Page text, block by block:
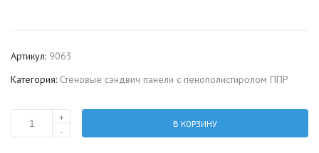
Артикул: 9063
Категория: Стеновые сэндвич панели с пенополистиролом ППР
Количество
+
-
В КОРЗИНУ